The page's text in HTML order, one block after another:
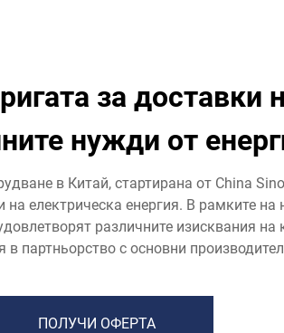
за доставки
нужди от
в Китай, стартирана от China
на електрическа енергия. В рамките
различните изисквания на
партньорство с основни
ПОЛУЧИ ОФЕРТА